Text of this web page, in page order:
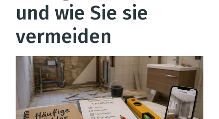
und wie Sie sie
vermeiden